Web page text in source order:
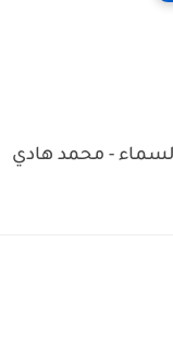
- محمد هادي